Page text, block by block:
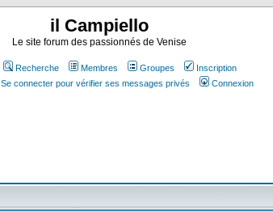
il Campiello
Le site forum des passionnés de Venise
Recherche Membres Groupes
Inscription
Se connecter pour vérifier ses messages privés Connexion